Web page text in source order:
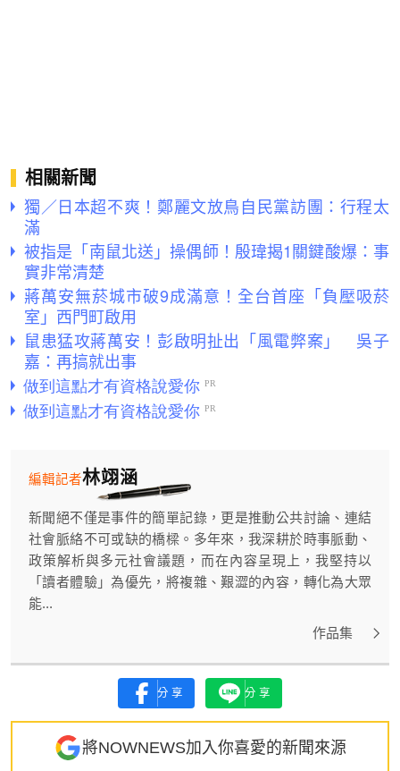
相關新聞
獨／日本超不爽！鄭麗文放鳥自民黨訪團：行程太
滿
被指是「南鼠北送」操偶師！殷瑋揭1關鍵酸爆：事
實非常清楚
蔣萬安無菸城市破9成滿意！全台首座「負壓吸菸
室」西門町啟用
鼠患猛攻蔣萬安！彭啟明扯出「風電弊案」 吳子
嘉：再搞就出事
林翊涵
編輯記者
新聞絕不僅是事件的簡單記錄，更是推動公共討論、連結
社會脈絡不可或缺的橋樑。多年來，我深耕於時事脈動、
政策解析與多元社會議題，而在內容呈現上，我堅持以
「讀者體驗」為優先，將複雜、艱澀的內容，轉化為大眾
能...
作品集
分享 分享
將NOWNEWS加入你喜愛的新聞來源